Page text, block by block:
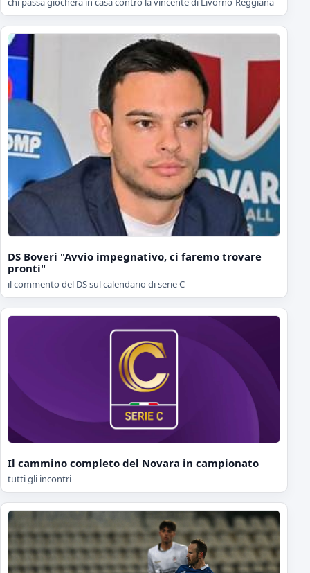
DS Boveri "Avvio impegnativo, ci faremo trovare
pronti"
il commento del DS sul calendario di serie C
Il cammino completo del Novara in campionato
tutti gli incontri